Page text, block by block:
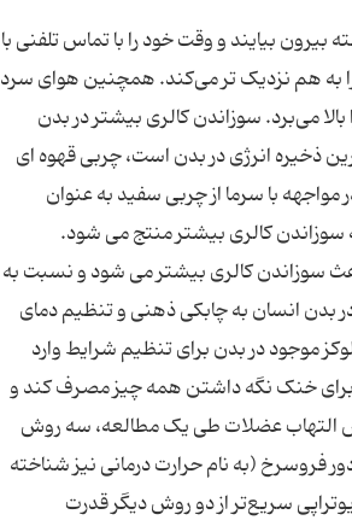
بیایند و وقت خود را با تماس تلفنی با
را به هم نزدیک تر می‌کند. همچنین هوای سرد
می‌برد. سوزاندن کالری بیشتر در بدن
ذخیره انرژی در بدن است، چربی قهوه ای
با سرما از چربی سفید به عنوان
کالری بیشتر منتج می شود.
سوزاندن کالری بیشتر می شود و نسبت به
بدن انسان به چابکی ذهنی و تنظیم دمای
موجود در بدن برای تنظیم شرایط وارد
برای خنک نگه داشتن همه چیز مصرف کند و
التهاب عضلات طی یک مطالعه، سه روش
فروسرخ (به نام حرارت درمانی نیز شناخته
سریع‌تر از دو روش دیگر قدرت